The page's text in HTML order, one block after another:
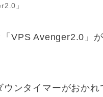
」
VPS Avenger2.0」が
ンタイマーがおかれ